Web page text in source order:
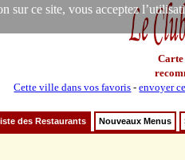
sur ce site, vous acceptez
Carte
Cette ville dans vos favoris -envoyer
des Restaurants Nouveaux Menus